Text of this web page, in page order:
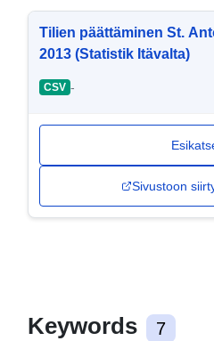
Tilien päättäminen St.
2013 (Statistik Itävalta)
CSV -
Sivustoon
Keywords 7